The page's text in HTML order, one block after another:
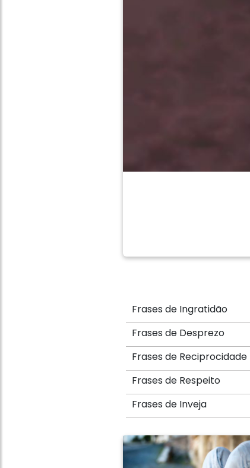
Frases de Ingratidão
Frases de Desprezo
Frases de Reciprocidade
Frases de Respeito
Frases de Inveja